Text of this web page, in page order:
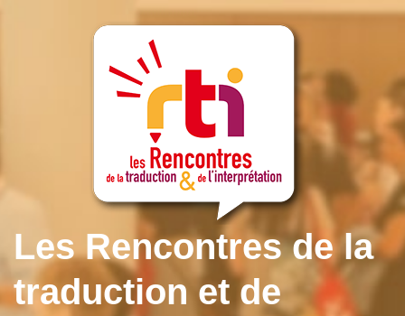
Les Rencontres de la
traduction et de